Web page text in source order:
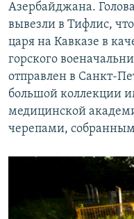
Азербайджана.
вывезли в Тифлис,
царя на Кавказе в
горского
отправлен в Санкт-
большой коллекции
медицинской
черепами,